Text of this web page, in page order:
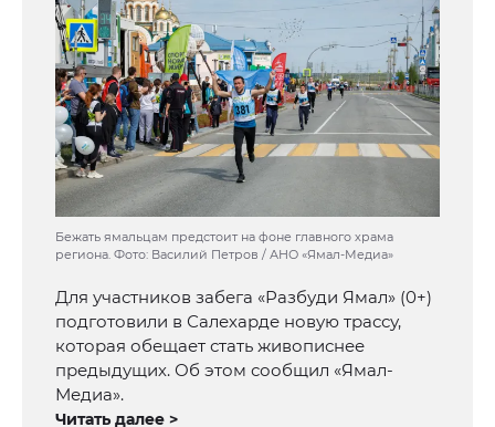
Бежать ямальцам предстоит на фоне главного храма
региона. Фото: Василий Петров / АНО «Ямал-Медиа»
Для участников забега «Разбуди Ямал» (0+)
подготовили в Салехарде новую трассу,
которая обещает стать живописнее
предыдущих. Об этом сообщил «Ямал-
Медиа».
Читать далее >